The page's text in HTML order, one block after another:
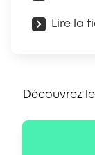
Lire la
Découvrez